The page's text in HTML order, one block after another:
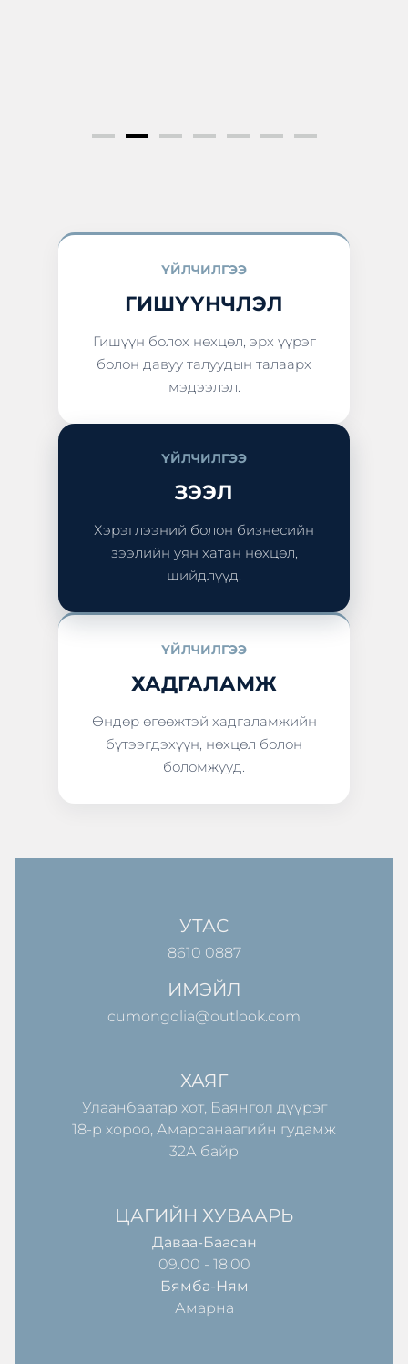
ҮЙЛЧИЛГЭЭ
ГИШҮҮНЧЛЭЛ
Гишүүн болох нөхцөл, эрх үүрэг
болон давуу талуудын талаарх
мэдээлэл.
ҮЙЛЧИЛГЭЭ
ЗЭЭЛ
Хэрэглээний болон бизнесийн
зээлийн уян хатан нөхцөл,
шийдлүүд.
ҮЙЛЧИЛГЭЭ
ХАДГАЛАМЖ
Өндөр өгөөжтэй хадгаламжийн
бүтээгдэхүүн, нөхцөл болон
боломжууд.
УТАС
8610 0887
ИМЭЙЛ
cumongolia@outlook.com
ХАЯГ
Улаанбаатар хот, Баянгол дүүрэг
18-р хороо, Амарсанаагийн гудамж
32А байр
ЦАГИЙН ХУВААРЬ
Даваа-Баасан
09.00 - 18.00
Бямба-Ням
Амарна